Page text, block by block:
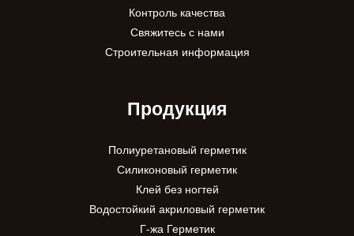
Контроль качества
Свяжитесь с нами
Строительная информация
Продукция
Полиуретановый герметик
Силиконовый герметик
Клей без ногтей
Водостойкий акриловый герметик
Г-жа Герметик